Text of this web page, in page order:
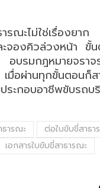
ธารณะไม่ใช่เรื่อง
ะจองคิวล่วงหน้า ขั้
บรมกฎหมายจรา
อผ่านทุกขั้นตอนก็ส
ประกอบอาชีพขับรถบ
ารณะ
ต่อใบขับขี่สาธา
เอกสารใบขับขี่สาธารณะ